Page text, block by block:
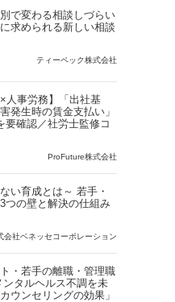
で変わる相談しづらい
求められる新しい相談
ティーペック株式会社
×人事労務】「出社基
発生時の賃金支払い」
要確認／社労士監修コ
ProFuture株式会社
い育成とは～ 若手・
つの壁と解決の仕組み
会社ベネッセコーポレーション
・若手の離職・管理職
タルヘルス不調を未
ウンセリングの効果」